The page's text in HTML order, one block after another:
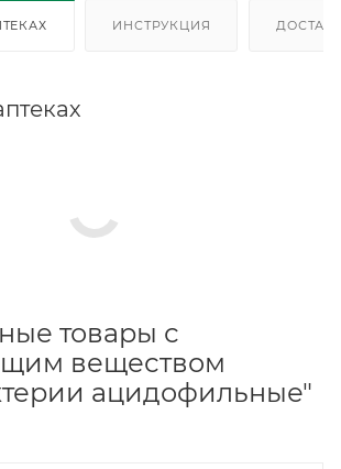
ИНСТРУКЦИЯ
товары с
веществом
ацидофильные"